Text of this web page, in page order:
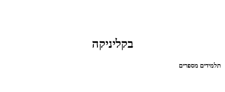
בקליניקה
תלמידים מספרים